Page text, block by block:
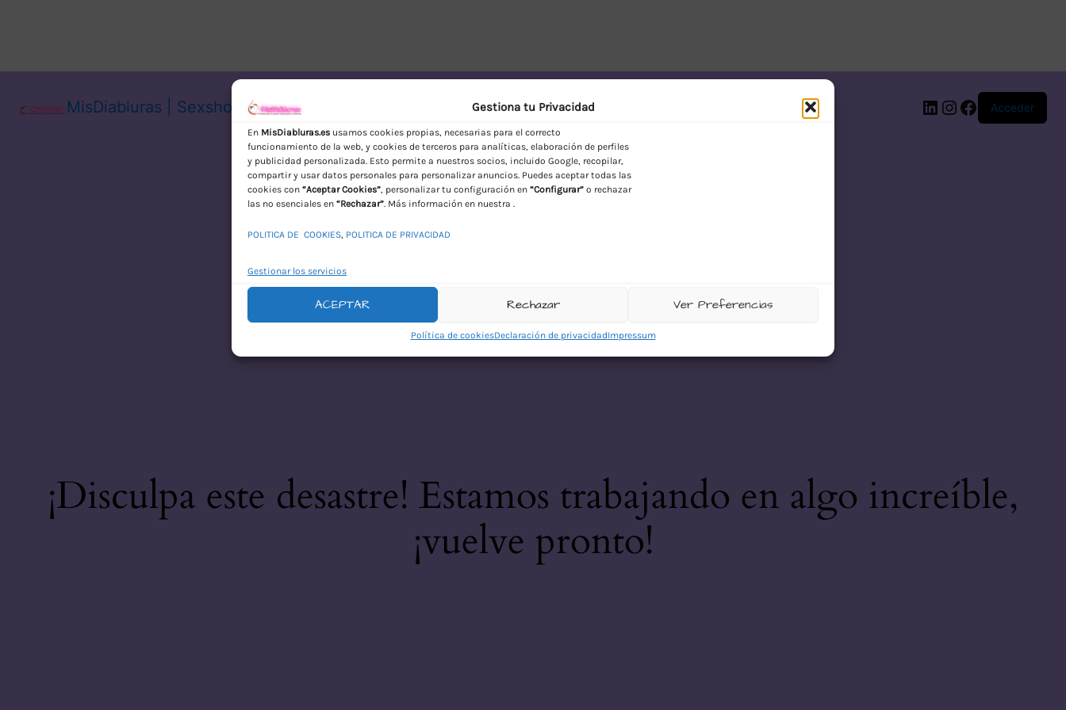
Gestiona tu Privacidad
En MisDiabluras.es usamos cookies propias, necesarias para el correcto
funcionamiento de la web, y cookies de terceros para analíticas, elaboración de perfiles
y publicidad personalizada. Esto permite a nuestros socios, incluido Google, recopilar,
compartir y usar datos personales para personalizar anuncios. Puedes aceptar todas las
cookies con “Aceptar Cookies”, personalizar tu configuración en “Configurar” o rechazar
las no esenciales en “Rechazar”. Más información en nuestra .
POLITICA DE COOKIES, POLITICA DE PRIVACIDAD
Gestionar los servicios
ACEPTAR Rechazar Ver Preferencias
Política de cookiesDeclaración de privacidadImpressum
MisDiabluras | Sexshop Online con Envío Discreto en España
LinkedIn
Instagram
Facebook
Acceder
¡Disculpa este desastre! Estamos trabajando en algo increíble,
¡vuelve pronto!